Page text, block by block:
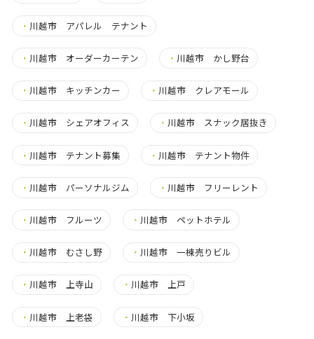
・ 川越市 アパレル テナント
・ 川越市 オーダーカーテン ・ 川越市 かし野台
・ 川越市 キッチンカー ・ 川越市 クレアモール
・ 川越市 シェアオフィス ・ 川越市 スナック居抜き
・ 川越市 テナント募集 ・ 川越市 テナント物件
・ 川越市 パーソナルジム ・ 川越市 フリーレント
・ 川越市 フルーツ ・ 川越市 ペットホテル
・ 川越市 むさし野 ・ 川越市 一棟売りビル
・ 川越市 上寺山 ・ 川越市 上戸
・ 川越市 上老袋 ・ 川越市 下小坂